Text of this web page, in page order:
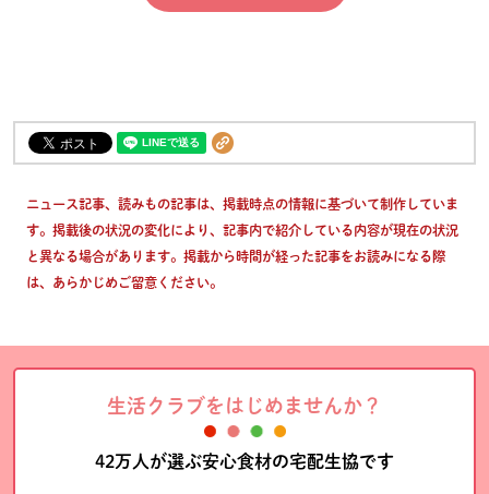
ニュース記事、読みもの記事は、掲載時点の情報に基づいて制作していま
す。掲載後の状況の変化により、記事内で紹介している内容が現在の状況
と異なる場合があります。掲載から時間が経った記事をお読みになる際
は、あらかじめご留意ください。
生活クラブをはじめませんか？
42万人が選ぶ安心食材の宅配生協です